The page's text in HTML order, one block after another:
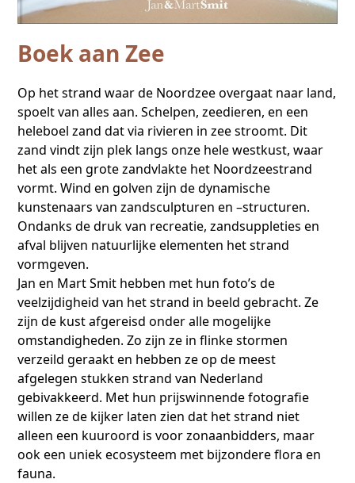
Boek aan Zee
Op het strand waar de Noordzee overgaat naar land,
spoelt van alles aan. Schelpen, zeedieren, en een
heleboel zand dat via rivieren in zee stroomt. Dit
zand vindt zijn plek langs onze hele westkust, waar
het als een grote zandvlakte het Noordzeestrand
vormt. Wind en golven zijn de dynamische
kunstenaars van zandsculpturen en –structuren.
Ondanks de druk van recreatie, zandsuppleties en
afval blijven natuurlijke elementen het strand
vormgeven.
Jan en Mart Smit hebben met hun foto’s de
veelzijdigheid van het strand in beeld gebracht. Ze
zijn de kust afgereisd onder alle mogelijke
omstandigheden. Zo zijn ze in flinke stormen
verzeild geraakt en hebben ze op de meest
afgelegen stukken strand van Nederland
gebivakkeerd. Met hun prijswinnende fotografie
willen ze de kijker laten zien dat het strand niet
alleen een kuuroord is voor zonaanbidders, maar
ook een uniek ecosysteem met bijzondere flora en
fauna.